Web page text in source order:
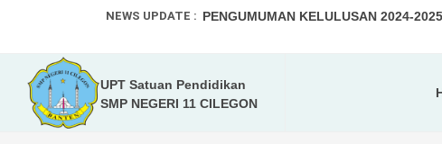
NEWS UPDATE : PENGUMUMAN KELULUSAN 2024-
Program Kampus Mengajar Angkatan
UPT Satuan Pendidikan
SMP NEGERI 11 CILEGON